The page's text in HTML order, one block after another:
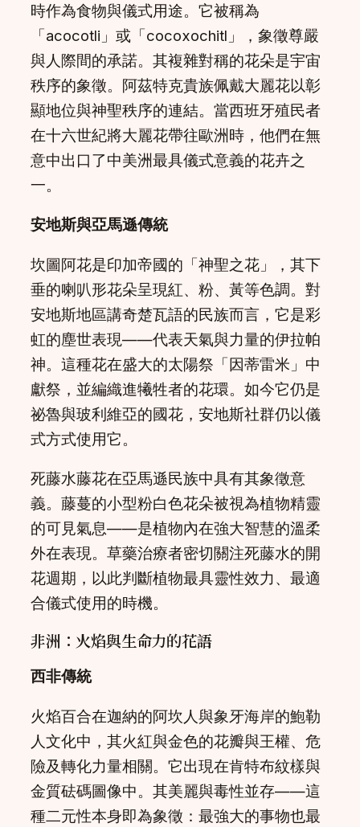
時作為食物與儀式用途。它被稱為
「acocotli」或「cocoxochitl」，象徵尊嚴
與人際間的承諾。其複雜對稱的花朵是宇宙
秩序的象徵。阿茲特克貴族佩戴大麗花以彰
顯地位與神聖秩序的連結。當西班牙殖民者
在十六世紀將大麗花帶往歐洲時，他們在無
意中出口了中美洲最具儀式意義的花卉之
一。
安地斯與亞馬遜傳統
坎圖阿花是印加帝國的「神聖之花」，其下
垂的喇叭形花朵呈現紅、粉、黃等色調。對
安地斯地區講奇楚瓦語的民族而言，它是彩
虹的塵世表現——代表天氣與力量的伊拉帕
神。這種花在盛大的太陽祭「因蒂雷米」中
獻祭，並編織進犧牲者的花環。如今它仍是
祕魯與玻利維亞的國花，安地斯社群仍以儀
式方式使用它。
死藤水藤花在亞馬遜民族中具有其象徵意
義。藤蔓的小型粉白色花朵被視為植物精靈
的可見氣息——是植物內在強大智慧的溫柔
外在表現。草藥治療者密切關注死藤水的開
花週期，以此判斷植物最具靈性效力、最適
合儀式使用的時機。
非洲：火焰與生命力的花語
西非傳統
火焰百合在迦納的阿坎人與象牙海岸的鮑勒
人文化中，其火紅與金色的花瓣與王權、危
險及轉化力量相關。它出現在肯特布紋樣與
金質砝碼圖像中。其美麗與毒性並存——這
種二元性本身即為象徵：最強大的事物也最